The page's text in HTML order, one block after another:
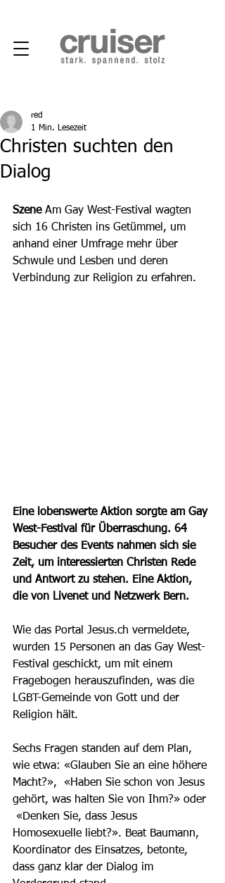
Christen suchten den
Dialog
red
1 Min. Lesezeit
Szene Am Gay West-Festival wagten
sich 16 Christen ins Getümmel, um
anhand einer Umfrage mehr über
Schwule und Lesben und deren
Verbindung zur Religion zu erfahren.
Eine lobenswerte Aktion sorgte am Gay
West-Festival für Überraschung. 64
Besucher des Events nahmen sich sie
Zeit, um interessierten Christen Rede
und Antwort zu stehen. Eine Aktion,
die von Livenet und Netzwerk Bern.
Wie das Portal Jesus.ch vermeldete,
wurden 15 Personen an das Gay West-
Festival geschickt, um mit einem
Fragebogen herauszufinden, was die
LGBT-Gemeinde von Gott und der
Religion hält.
Sechs Fragen standen auf dem Plan,
wie etwa: «Glauben Sie an eine höhere
Macht?»,  «Haben Sie schon von Jesus
gehört, was halten Sie von Ihm?» oder
«Denken Sie, dass Jesus
Homosexuelle liebt?». Beat Baumann,
Koordinator des Einsatzes, betonte,
dass ganz klar der Dialog im